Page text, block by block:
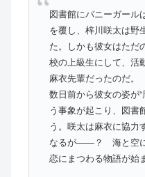
図書館にバニーガール
を覆し、梓川咲太は野
た。しかも彼女はただ
校の上級生にして、活
麻衣先輩だったのだ。
数日前から彼女の姿が
う事象が起こり、図書
う。咲太は麻衣に協力
なるが――？ 海と空に
恋にまつわる物語が始